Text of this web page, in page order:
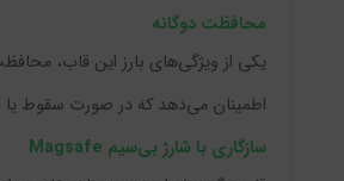
محافظت دوگانه
یکی از ویژگی‌های بارز این قاب،
اطمینان می‌دهد که در صورت سقوط یا
سازگاری با شارژ بی‌سیم Magsafe